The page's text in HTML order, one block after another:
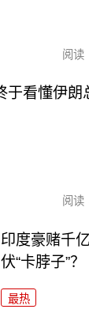
阅读
于看懂伊朗
阅读
印度豪赌千
伏“卡脖子”？
最热